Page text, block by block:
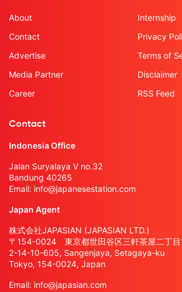
About
Contact
Advertise
Media Partner
Career
Internship
Privacy
Terms of
Disclaimer
RSS Feed
Contact
Indonesia Office
Jalan Suryalaya V no.32
Bandung 40265
Email: info@japanesestation.com
Japan Agent
株式会社JAPASIAN (JAPASIAN LTD.)
〒154-0024 東京都世田谷区三軒茶屋二丁
2-14-10-605, Sangenjaya, Setagaya-ku
Tokyo, 154-0024, Japan
Email: info@japasian.com